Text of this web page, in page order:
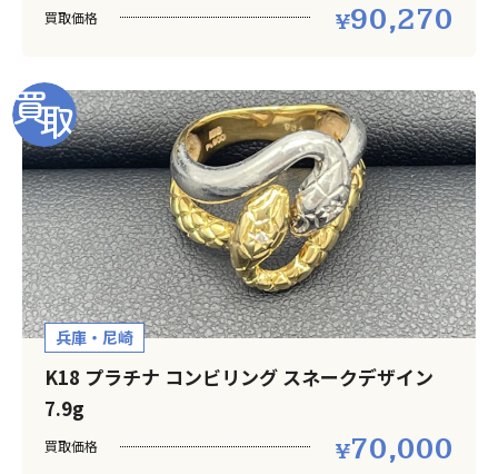
買取価格 90,270
兵庫・尼崎
K18 プラチナ コンビリング スネークデザイン
7.9g
買取価格 70,000